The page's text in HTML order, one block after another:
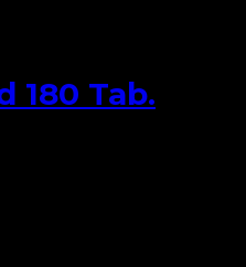
180 Tab.